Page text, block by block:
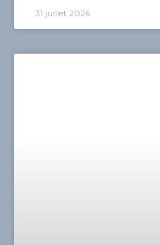
31 juillet 2026